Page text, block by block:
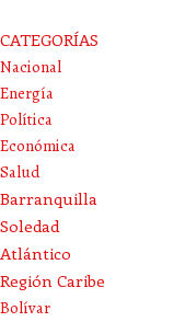
CATEGORÍAS
Nacional
Energía
Política
Económica
Salud
Barranquilla
Soledad
Atlántico
Región Caribe
Bolívar